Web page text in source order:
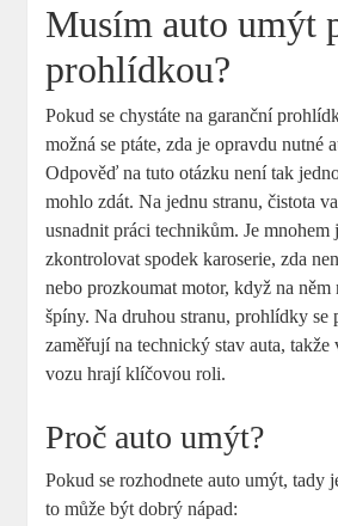
Musím auto umýt
prohlídkou?
Pokud se chystáte na garanční
možná se ptáte, zda je opravdu nutné
Odpověď na tuto otázku není tak
mohlo zdát. Na jednu stranu, čistota
usnadnit práci technikům. Je mnohem
zkontrolovat spodek karoserie, zda
nebo prozkoumat motor, když na něm
špíny. Na druhou stranu, prohlídky se
zaměřují na technický stav auta,
vozu hrají klíčovou roli.
Proč auto umýt?
Pokud se rozhodnete auto umýt, tady
to může být dobrý nápad: